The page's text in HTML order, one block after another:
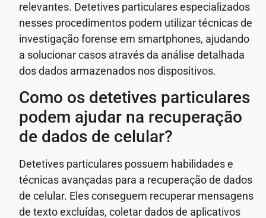
relevantes. Detetives particulares especializados
nesses procedimentos podem utilizar técnicas de
investigação forense em smartphones, ajudando
a solucionar casos através da análise detalhada
dos dados armazenados nos dispositivos.
Como os detetives particulares
podem ajudar na recuperação
de dados de celular?
Detetives particulares possuem habilidades e
técnicas avançadas para a recuperação de dados
de celular. Eles conseguem recuperar mensagens
de texto excluídas, coletar dados de aplicativos